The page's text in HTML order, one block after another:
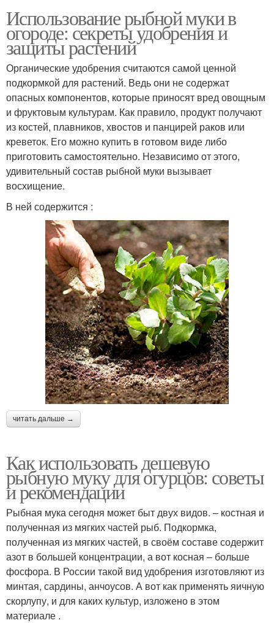
Использование рыбной муки в
огороде: секреты удобрения и
защиты растений
Органические удобрения считаются самой ценной
подкормкой для растений. Ведь они не содержат
опасных компонентов, которые приносят вред овощным
и фруктовым культурам. Как правило, продукт получают
из костей, плавников, хвостов и панцирей раков или
креветок. Его можно купить в готовом виде либо
приготовить самостоятельно. Независимо от этого,
удивительный состав рыбной муки вызывает
восхищение.
В ней содержится :
читать дальше →
Как использовать дешевую
рыбную муку для огурцов: советы
и рекомендации
Рыбная мука сегодня может быт двух видов. – костная и
полученная из мягких частей рыб. Подкормка,
полученная из мягких частей, в своём составе содержит
азот в большей концентрации, а вот косная – больше
фосфора. В России такой вид удобрения изготовляют из
минтая, сардины, анчоусов. А вот как применять яичную
скорлупу, и для каких культур, изложено в этом
материале .